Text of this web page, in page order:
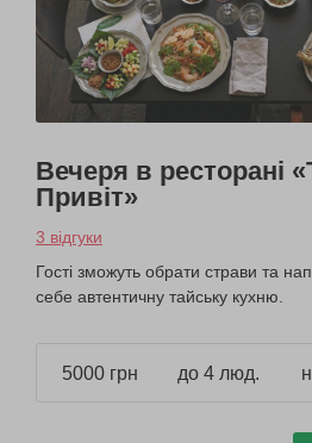
Вечеря в ресторані
Привіт»
3 відгуки
Гості зможуть обрати страви та
себе автентичну тайську кухню.
5000 грн до 4 люд.